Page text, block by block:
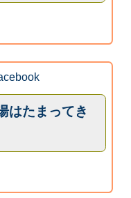
はたまってき